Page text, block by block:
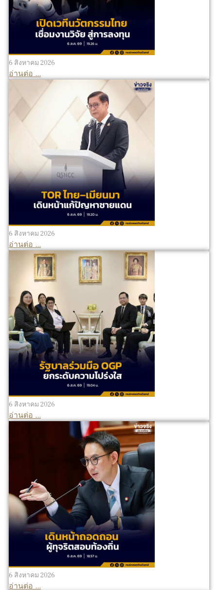
6 สิงหาคม 2026
อ่านต่อ ...
6 สิงหาคม 2026
อ่านต่อ ...
6 สิงหาคม 2026
อ่านต่อ ...
6 สิงหาคม 2026
อ่านต่อ ...